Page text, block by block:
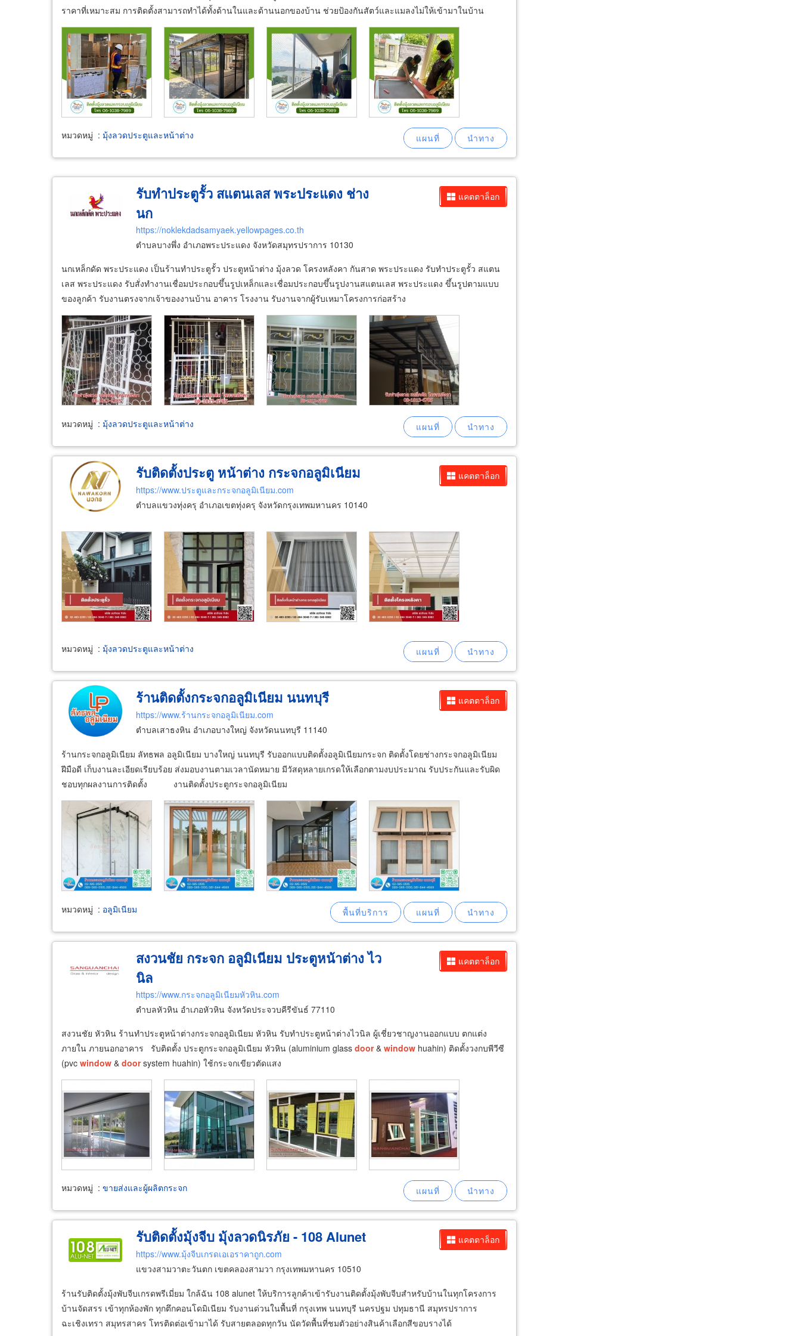
ราคาที่เหมาะสม การติดตั้งสามารถทำได้ทั้งด้านในและด้านนอกของบ้าน ช่วยป้องกันสัตว์และแมลงไม่ให้เข้ามาในบ้าน
หมวดหมู่ : มุ้งลวดประตูและหน้าต่าง
แคตตาล็อก
รับทำประตูรั้ว สแตนเลส พระประแดง ช่าง
นก
https://noklekdadsamyaek.yellowpages.co.th
ตำบลบางพึ่ง อำเภอพระประแดง จังหวัดสมุทรปราการ 10130
นกเหล็กดัด พระประแดง เป็นร้านทำประตูรั้ว ประตูหน้าต่าง มุ้งลวด โครงหลังคา กันสาด พระประแดง รับทำประตูรั้ว สแตน
เลส พระประแดง รับสั่งทำงานเชื่อมประกอบขึ้นรูปเหล็กและเชื่อมประกอบขึ้นรูปงานสแตนเลส พระประแดง ขึ้นรูปตามแบบ
ของลูกค้า รับงานตรงจากเจ้าของงานบ้าน อาคาร โรงงาน รับงานจากผู้รับเหมาโครงการก่อสร้าง
หมวดหมู่ : มุ้งลวดประตูและหน้าต่าง
แคตตาล็อก
รับติดตั้งประตู หน้าต่าง กระจกอลูมิเนียม
https://www.ประตูและกระจกอลูมิเนียม.com
ตำบลแขวงทุ่งครุ อำเภอเขตทุ่งครุ จังหวัดกรุงเทพมหานคร 10140
หมวดหมู่ : มุ้งลวดประตูและหน้าต่าง
แคตตาล็อก
ร้านติดตั้งกระจกอลูมิเนียม นนทบุรี
https://www.ร้านกระจกอลูมิเนียม.com
ตำบลเสาธงหิน อำเภอบางใหญ่ จังหวัดนนทบุรี 11140
ร้านกระจกอลูมิเนียม ลัทธพล อลูมิเนียม บางใหญ่ นนทบุรี รับออกแบบติดตั้งอลูมิเนียมกระจก ติดตั้งโดยช่างกระจกอลูมิเนียม
ฝีมือดี เก็บงานละเอียดเรียบร้อย ส่งมอบงานตามเวลานัดหมาย มีวัสดุหลายเกรดให้เลือกตามงบประมาณ รับประกันและรับผิด
ชอบทุกผลงานการติดตั้ง งานติดตั้งประตูกระจกอลูมิเนียม
หมวดหมู่ : อลูมิเนียม
แคตตาล็อก
สงวนชัย กระจก อลูมิเนียม ประตูหน้าต่าง ไว
นิล
https://www.กระจกอลูมิเนียมหัวหิน.com
ตำบลหัวหิน อำเภอหัวหิน จังหวัดประจวบคีรีขันธ์ 77110
สงวนชัย หัวหิน ร้านทำประตูหน้าต่างกระจกอลูมิเนียม หัวหิน รับทำประตูหน้าต่างไวนิล ผู้เชี่ยวชาญงานออกแบบ ตกแต่ง
ภายใน ภายนอกอาคาร รับติดตั้ง ประตูกระจกอลูมิเนียม หัวหิน (aluminium glass door& window huahin) ติดตั้งวงกบพีวีซี
(pvc window & doorsystem huahin) ใช้กระจกเขียวตัดแสง
หมวดหมู่ : ขายส่งและผู้ผลิตกระจก
แคตตาล็อก
รับติดตั้งมุ้งจีบ มุ้งลวดนิรภัย - 108 Alunet
https://www.มุ้งจีบเกรดเอเอราคาถูก.com
แขวงสามวาตะวันตก เขตคลองสามวา กรุงเทพมหานคร 10510
ร้านรับติดตั้งมุ้งพับจีบเกรดพรีเมี่ยม ใกล้ฉัน 108 alunet ให้บริการลูกค้าเข้ารับงานติดตั้งมุ้งพับจีบสำหรับบ้านในทุกโครงการ
บ้านจัดสรร เข้าทุกห้องพัก ทุกตึกคอนโดมิเนียม รับงานด่วนในพื้นที่ กรุงเทพ นนทบุรี นครปฐม ปทุมธานี สมุทรปราการ
ฉะเชิงเทรา สมุทรสาคร โทรติดต่อเข้ามาได้ รับสายตลอดทุกวัน นัดวัดพื้นที่ชมตัวอย่างสินค้าเลือกสีขอบรางได้